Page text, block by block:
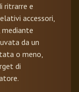
ritrarre e
accessori,
da un
o meno,
di